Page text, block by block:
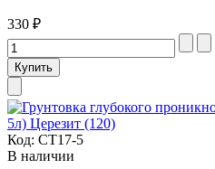
330 ₽
Код: СТ17-5
В наличии